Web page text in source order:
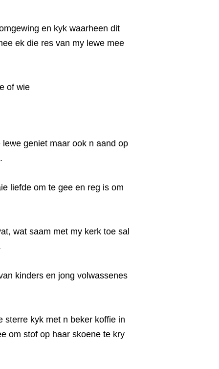
en kyk waarheen dit
ek die res van my lewe mee
of wie
geniet maar ook n aand op
liefde om te gee en reg is om
wat saam met my kerk toe sal
kinders en jong volwassenes
sterre kyk met n beker koffie in
om stof op haar skoene te kry